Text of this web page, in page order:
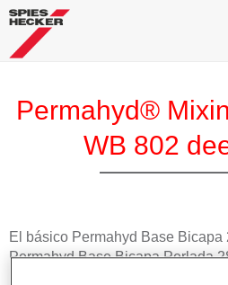
Permahyd®
WB 802
El básico Permahyd Base Bicapa
Permahyd Base Bicapa Perlada
bicapa al agua de gran calidad.